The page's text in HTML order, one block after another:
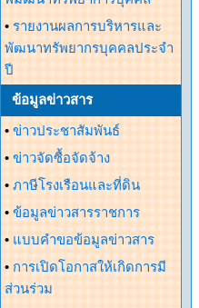
• รายงานผลการบริหารและ
พัฒนาทรัพยากรบุคคลประจำ
ปี
ข้อมูลข่าวสาร
• ข่าวประชาสัมพันธ์
• ข่าวจัดซื้อจัดจ้าง
• ภาษีโรงเรือนและที่ดิน
• ข้อมูลข่าวสารราชการ
• แบบคำขอข้อมูลข่าวสาร
• การเปิดโอกาสให้เกิดการมี
ส่วนร่วม